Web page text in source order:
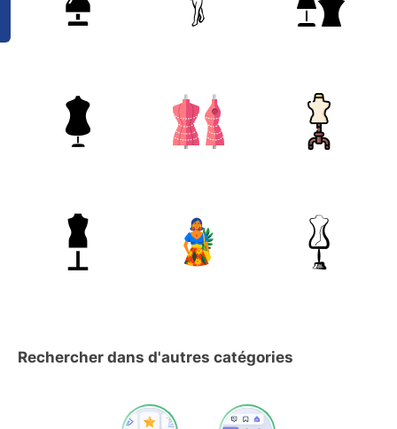
Rechercher dans d'autres catégories